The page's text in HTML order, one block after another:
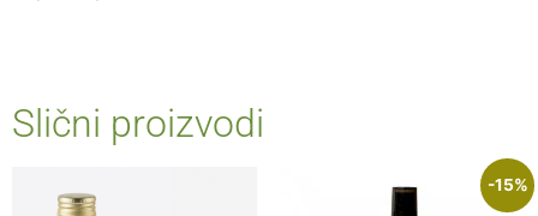
Slični proizvodi
-15%